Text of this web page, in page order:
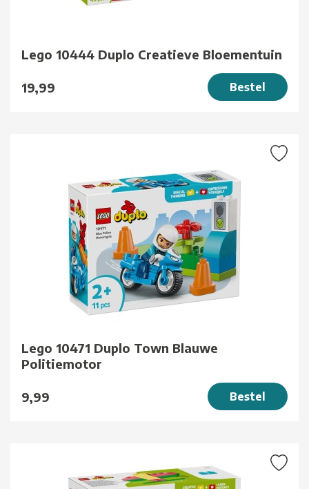
Lego 10444 Duplo Creatieve Bloementuin
19,99 Bestel
Lego 10471 Duplo Town Blauwe
Politiemotor
9,99 Bestel